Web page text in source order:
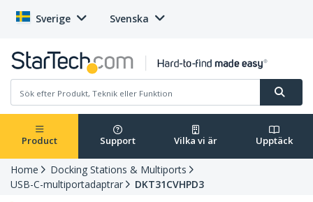
Sverige Svenska
Product Support Vilka vi är Upptäck
Home
Docking Stations & Multiports
USB-C-multiportadaptrar
DKT31CVHPD3